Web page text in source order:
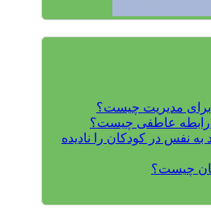
مدیریت چیست؟
عاطفی چیست؟
به نفس در کودکان را نادیده
چیست؟